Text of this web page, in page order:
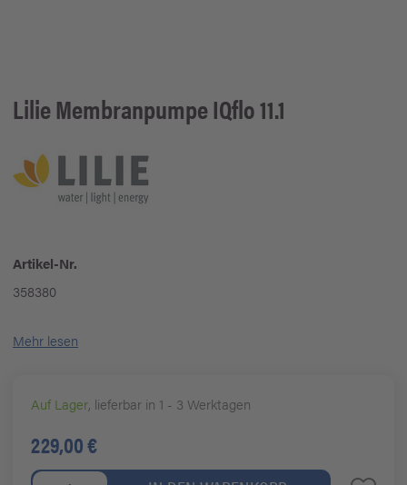
LilieMembranpumpe IQflo 11.1
Artikel-Nr.
358380
Mehr lesen
Auf Lager, lieferbar in 1 - 3 Werktagen
229,00 €